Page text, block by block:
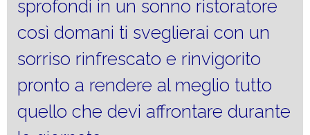
sprofondi in un sonno ristoratore
così domani ti sveglierai con un
sorriso rinfrescato e rinvigorito
pronto a rendere al meglio tutto
quello che devi affrontare durante